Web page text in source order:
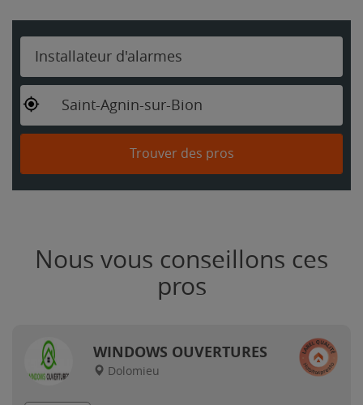
Installateur d'alarmes
Saint-Agnin-sur-Bion
Trouver des pros
Nous vous conseillons ces
pros
WINDOWS OUVERTURES
Dolomieu